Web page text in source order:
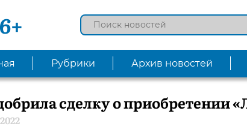
Рубрики Архив новостей
сделку о приобретении